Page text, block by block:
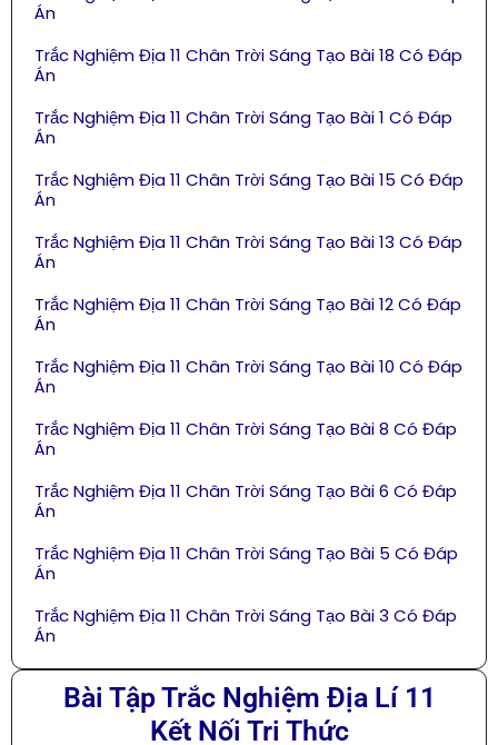
Án
Trắc Nghiệm Địa 11 Chân Trời Sáng Tạo Bài 18 Có Đáp
Án
Trắc Nghiệm Địa 11 Chân Trời Sáng Tạo Bài 1 Có Đáp
Án
Trắc Nghiệm Địa 11 Chân Trời Sáng Tạo Bài 15 Có Đáp
Án
Trắc Nghiệm Địa 11 Chân Trời Sáng Tạo Bài 13 Có Đáp
Án
Trắc Nghiệm Địa 11 Chân Trời Sáng Tạo Bài 12 Có Đáp
Án
Trắc Nghiệm Địa 11 Chân Trời Sáng Tạo Bài 10 Có Đáp
Án
Trắc Nghiệm Địa 11 Chân Trời Sáng Tạo Bài 8 Có Đáp
Án
Trắc Nghiệm Địa 11 Chân Trời Sáng Tạo Bài 6 Có Đáp
Án
Trắc Nghiệm Địa 11 Chân Trời Sáng Tạo Bài 5 Có Đáp
Án
Trắc Nghiệm Địa 11 Chân Trời Sáng Tạo Bài 3 Có Đáp
Án
Bài Tập Trắc Nghiệm Địa Lí 11
Kết Nối Tri Thức